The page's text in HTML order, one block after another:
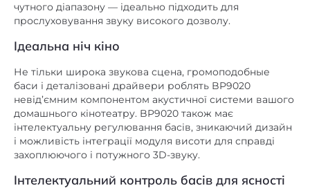
чутного діапазону — ідеально підходить для
прослуховування звуку високого дозволу.
Ідеальна ніч кіно
Не тільки широка звукова сцена, громоподобные
баси і деталізовані драйвери роблять BP9020
невід’ємним компонентом акустичної системи вашого
домашнього кінотеатру. BP9020 також має
інтелектуальну регулювання басів, зникаючий дизайн
і можливість інтеграції модуля висоти для справді
захоплюючого і потужного 3D-звуку.
Інтелектуальний контроль басів для ясності